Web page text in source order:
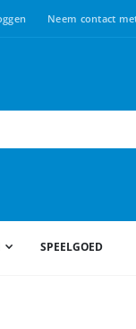
Neem contact
SPEELGOED